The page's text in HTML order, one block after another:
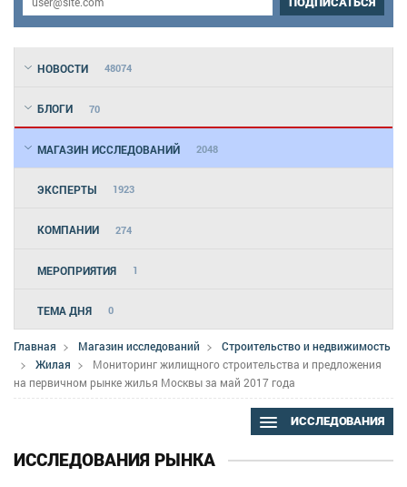
НОВОСТИ 48074
БЛОГИ 70
МАГАЗИН ИССЛЕДОВАНИЙ 2048
ЭКСПЕРТЫ 1923
КОМПАНИИ 274
МЕРОПРИЯТИЯ 1
ТЕМА ДНЯ 0
Главная Магазин исследований
Строительство и недвижимость
Жилая
Мониторинг жилищного строительства и предложения
на первичном рынке жилья Москвы за май 2017 года
ИССЛЕДОВАНИЯ
ИССЛЕДОВАНИЯ РЫНКА